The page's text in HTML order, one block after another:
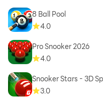
8 Ball Pool
4.0
Pro Snooker 2026
4.0
Snooker Stars - 3D
3.0